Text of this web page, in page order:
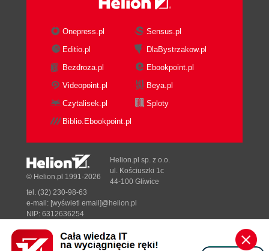
Onepress.pl
Sensus.pl
Editio.pl
DlaBystrzakow.pl
Bezdroza.pl
Ebookpoint.pl
Videopoint.pl
Beya.pl
Czytalisek.pl
Sploty
Biblio.Ebookpoint.pl
Designed with ♥ byTonik.pl
© Helion.pl 1991-2026
Helion.pl sp. z o.o.
ul. Kościuszki 1c
44-100 Gliwice
tel. (32) 230-98-63
e-mail: [wyświetl email]@helion.pl
NIP: 6312636254